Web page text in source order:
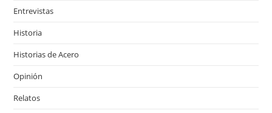
Entrevistas
Historia
Historias de Acero
Opinión
Relatos